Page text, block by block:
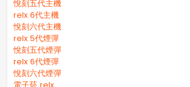
悅刻五代主機
relx 6代主機
悅刻六代主機
relx 5代煙彈
悅刻五代煙彈
relx 6代煙彈
悅刻六代煙彈